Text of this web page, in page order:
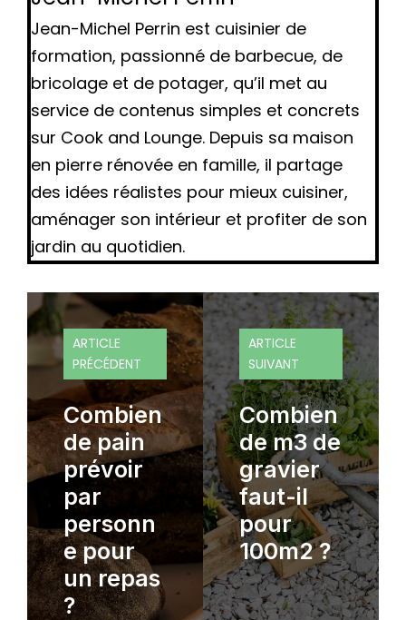
Jean-Michel Perrin est cuisinier de
formation, passionné de barbecue, de
bricolage et de potager, qu’il met au
service de contenus simples et concrets
sur Cook and Lounge. Depuis sa maison
en pierre rénovée en famille, il partage
des idées réalistes pour mieux cuisiner,
aménager son intérieur et profiter de son
jardin au quotidien.
ARTICLE
PRÉCÉDENT
Combien
de pain
prévoir
par
personn
e pour
un repas
?
ARTICLE
SUIVANT
Combien
de m3 de
gravier
faut-il
pour
100m2 ?